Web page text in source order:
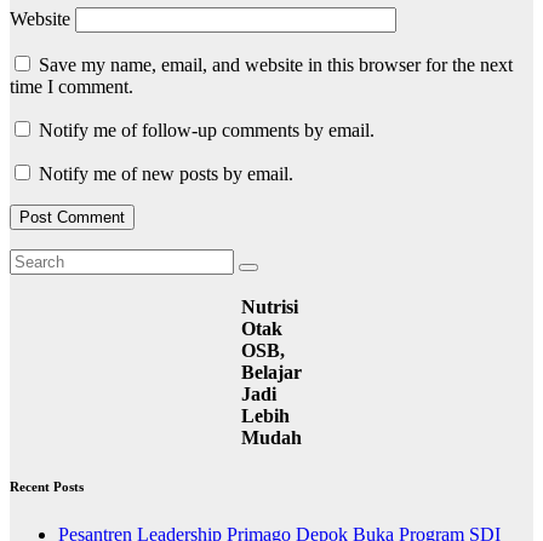
Website
Save my name, email, and website in this browser for the next
time I comment.
Notify me of follow-up comments by email.
Notify me of new posts by email.
Nutrisi
Otak
OSB,
Belajar
Jadi
Lebih
Mudah
Recent Posts
Pesantren Leadership Primago Depok Buka Program SDI